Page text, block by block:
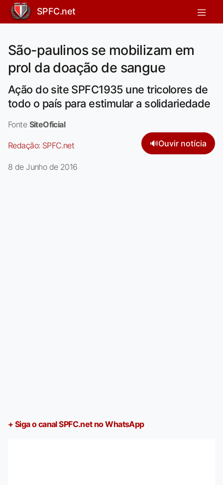
SPFC.net
São-paulinos se mobilizam em
prol da doação de sangue
Ação do site SPFC1935 une tricolores de
todo o país para estimular a solidariedade
Fonte SiteOficial
Redação: SPFC.net 🔊Ouvir notícia
8 de Junho de 2016
+ Siga o canal SPFC.net no WhatsApp